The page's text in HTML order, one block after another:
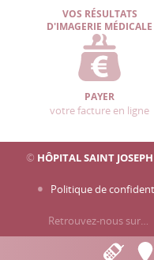
VOS RÉSULTATS
D'IMAGERIE MÉDICALE
PAYER
votre facture en ligne
© HÔPITAL SAINT JOSEPH
Politique de
Retrouvez-nous sur…